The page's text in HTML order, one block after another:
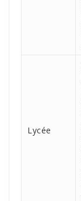
Lycée